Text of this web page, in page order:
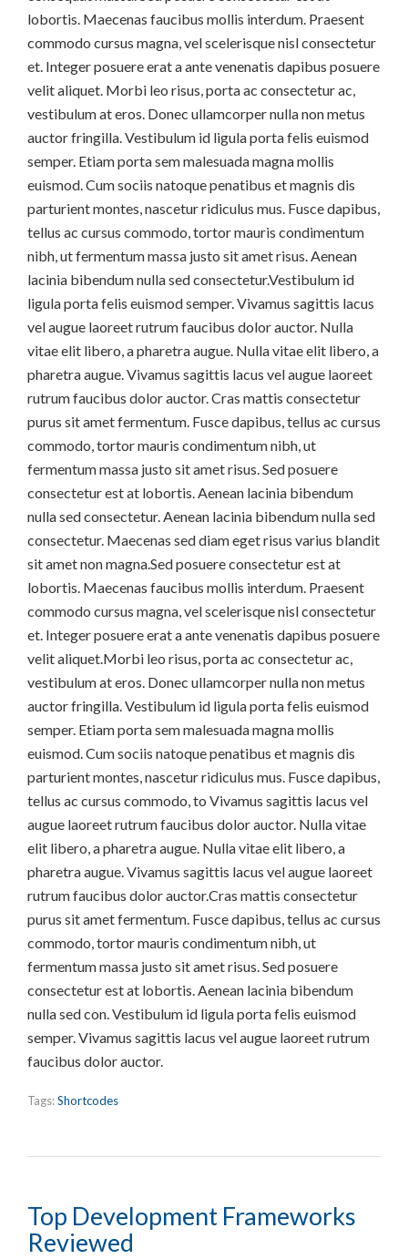
lobortis. Maecenas faucibus mollis interdum. Praesent
commodo cursus magna, vel scelerisque nisl consectetur
et. Integer posuere erat a ante venenatis dapibus posuere
velit aliquet. Morbi leo risus, porta ac consectetur ac,
vestibulum at eros. Donec ullamcorper nulla non metus
auctor fringilla. Vestibulum id ligula porta felis euismod
semper. Etiam porta sem malesuada magna mollis
euismod. Cum sociis natoque penatibus et magnis dis
parturient montes, nascetur ridiculus mus. Fusce dapibus,
tellus ac cursus commodo, tortor mauris condimentum
nibh, ut fermentum massa justo sit amet risus. Aenean
lacinia bibendum nulla sed consectetur.Vestibulum id
ligula porta felis euismod semper. Vivamus sagittis lacus
vel augue laoreet rutrum faucibus dolor auctor. Nulla
vitae elit libero, a pharetra augue. Nulla vitae elit libero, a
pharetra augue. Vivamus sagittis lacus vel augue laoreet
rutrum faucibus dolor auctor. Cras mattis consectetur
purus sit amet fermentum. Fusce dapibus, tellus ac cursus
commodo, tortor mauris condimentum nibh, ut
fermentum massa justo sit amet risus. Sed posuere
consectetur est at lobortis. Aenean lacinia bibendum
nulla sed consectetur. Aenean lacinia bibendum nulla sed
consectetur. Maecenas sed diam eget risus varius blandit
sit amet non magna.Sed posuere consectetur est at
lobortis. Maecenas faucibus mollis interdum. Praesent
commodo cursus magna, vel scelerisque nisl consectetur
et. Integer posuere erat a ante venenatis dapibus posuere
velit aliquet.Morbi leo risus, porta ac consectetur ac,
vestibulum at eros. Donec ullamcorper nulla non metus
auctor fringilla. Vestibulum id ligula porta felis euismod
semper. Etiam porta sem malesuada magna mollis
euismod. Cum sociis natoque penatibus et magnis dis
parturient montes, nascetur ridiculus mus. Fusce dapibus,
tellus ac cursus commodo, to Vivamus sagittis lacus vel
augue laoreet rutrum faucibus dolor auctor. Nulla vitae
elit libero, a pharetra augue. Nulla vitae elit libero, a
pharetra augue. Vivamus sagittis lacus vel augue laoreet
rutrum faucibus dolor auctor.Cras mattis consectetur
purus sit amet fermentum. Fusce dapibus, tellus ac cursus
commodo, tortor mauris condimentum nibh, ut
fermentum massa justo sit amet risus. Sed posuere
consectetur est at lobortis. Aenean lacinia bibendum
nulla sed con. Vestibulum id ligula porta felis euismod
semper. Vivamus sagittis lacus vel augue laoreet rutrum
faucibus dolor auctor.
Tags:Shortcodes
Top Development Frameworks
Reviewed